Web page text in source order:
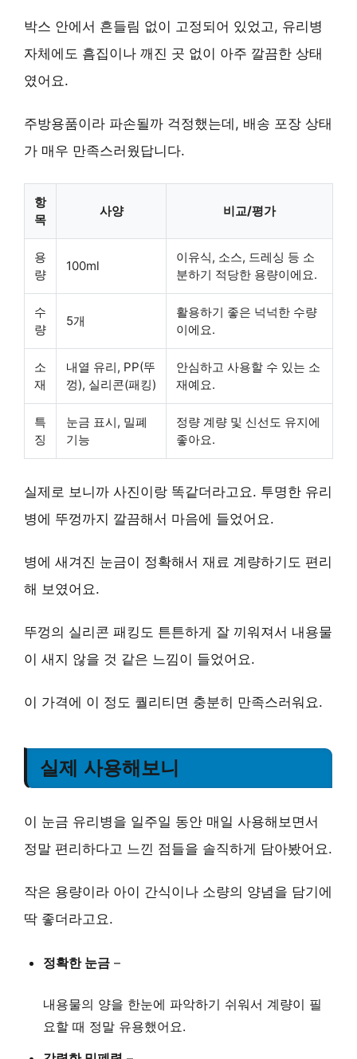
박스 안에서 흔들림 없이 고정되어 있었고, 유리병
자체에도 흠집이나 깨진 곳 없이 아주 깔끔한 상태
였어요.
주방용품이라 파손될까 걱정했는데, 배송 포장 상태
가 매우 만족스러웠답니다.
항
목
사양 비교/평가
용
량
100ml
이유식, 소스, 드레싱 등 소
분하기 적당한 용량이에요.
수
량
5개
활용하기 좋은 넉넉한 수량
이에요.
소
재
내열 유리, PP(뚜
껑), 실리콘(패킹)
안심하고 사용할 수 있는 소
재예요.
특
징
눈금 표시, 밀폐
기능
정량 계량 및 신선도 유지에
좋아요.
실제로 보니까 사진이랑 똑같더라고요. 투명한 유리
병에 뚜껑까지 깔끔해서 마음에 들었어요.
병에 새겨진 눈금이 정확해서 재료 계량하기도 편리
해 보였어요.
뚜껑의 실리콘 패킹도 튼튼하게 잘 끼워져서 내용물
이 새지 않을 것 같은 느낌이 들었어요.
이 가격에 이 정도 퀄리티면 충분히 만족스러워요.
실제 사용해보니
이 눈금 유리병을 일주일 동안 매일 사용해보면서
정말 편리하다고 느낀 점들을 솔직하게 담아봤어요.
작은 용량이라 아이 간식이나 소량의 양념을 담기에
딱 좋더라고요.
정확한 눈금 –
내용물의 양을 한눈에 파악하기 쉬워서 계량이 필
요할 때 정말 유용했어요.